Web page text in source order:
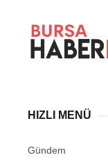
HIZLI MENÜ
Gündem